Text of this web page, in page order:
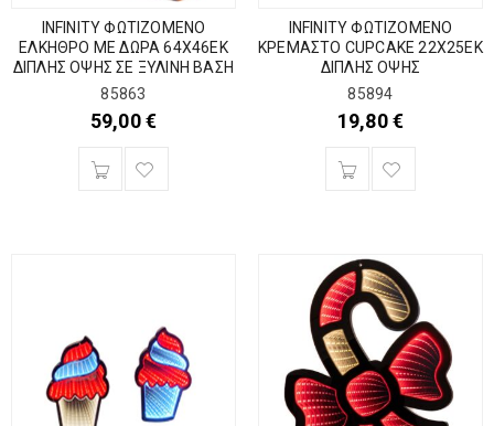
INFINITY ΦΩΤΙΖΟΜΕΝΟ
ΕΛΚΗΘΡΟ ΜΕ ΔΩΡΑ 64Χ46ΕΚ
ΔΙΠΛΗΣ ΟΨΗΣ ΣΕ ΞΥΛΙΝΗ ΒΑΣΗ
85863
59,00€
INFINITY ΦΩΤΙΖΟΜΕΝΟ
ΚΡΕΜΑΣΤΟ CUPCAKE 22Χ25ΕΚ
ΔΙΠΛΗΣ ΟΨΗΣ
85894
19,80€